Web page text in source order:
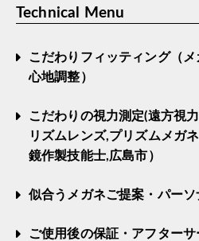
Technical Menu
こだわりフィッティング（
心地調整）
こだわりの視力測定(遠方視
リズムレンズ,プリズムメガ
鏡作製技能士,広島市）
似合うメガネご提案・パー
ご使用後の保証・アフターサ